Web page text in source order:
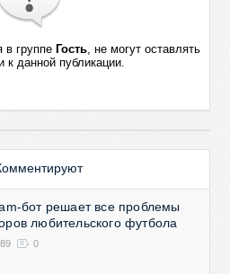
в группе Гость, не могут оставлять
к данной публикации.
бот решает все проблемы
любительского футбола
0